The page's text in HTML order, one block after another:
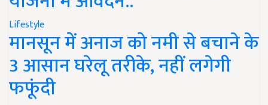
Lifestyle
मानसून में अनाज को नमी से बचाने के
3 आसान घरेलू तरीके, नहीं लगेगी
फफूंदी